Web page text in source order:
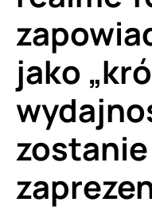
jako
zostanie